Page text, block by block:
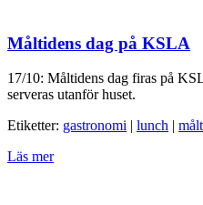
Måltidens dag på KSLA
17/10: Måltidens dag firas på
serveras utanför huset.
Etiketter: gastronomi | lunch |
Läs mer